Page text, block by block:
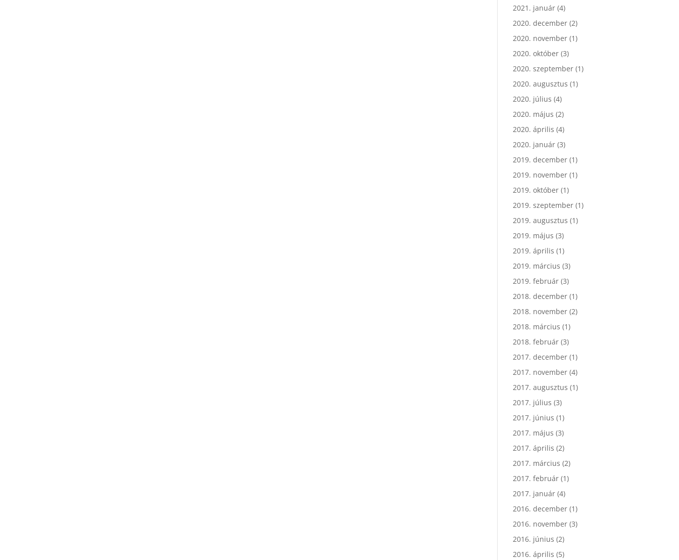
2021. január (4)
2020. december (2)
2020. november (1)
2020. október (3)
2020. szeptember (1)
2020. augusztus (1)
2020. július (4)
2020. május (2)
2020. április (4)
2020. január (3)
2019. december (1)
2019. november (1)
2019. október (1)
2019. szeptember (1)
2019. augusztus (1)
2019. május (3)
2019. április (1)
2019. március (3)
2019. február (3)
2018. december (1)
2018. november (2)
2018. március (1)
2018. február (3)
2017. december (1)
2017. november (4)
2017. augusztus (1)
2017. július (3)
2017. június (1)
2017. május (3)
2017. április (2)
2017. március (2)
2017. február (1)
2017. január (4)
2016. december (1)
2016. november (3)
2016. június (2)
2016. április (5)